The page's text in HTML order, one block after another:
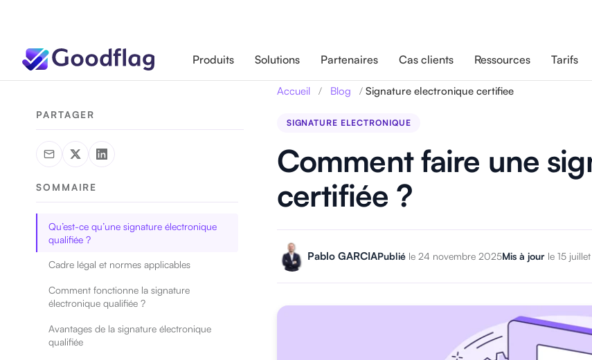
Produits Solutions Partenaires Cas clients Ressources Tarifs
PARTAGER
SOMMAIRE
Qu’est-ce qu’une signature électronique
qualifiée ?
Cadre légal et normes applicables
Comment fonctionne la signature
électronique qualifiée ?
Avantages de la signature électronique
qualifiée
Accueil / Blog / Signature electronique certifiee
SIGNATURE ELECTRONIQUE
Comment faire une
certifiée ?
Pablo GARCIAPublié le 24 novembre 2025Mis à jour le 15